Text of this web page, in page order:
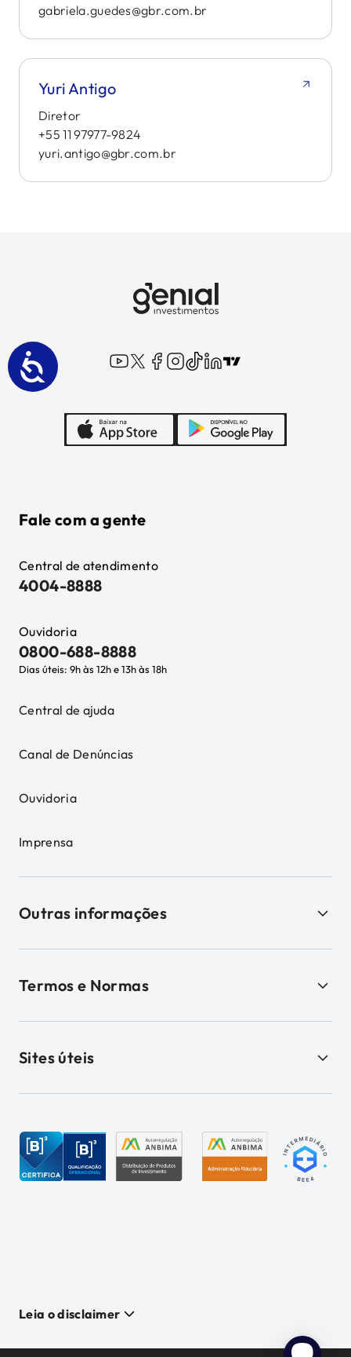
gabriela.guedes@gbr.com.br
Yuri Antigo
Diretor
+55 11 97977-9824
yuri.antigo@gbr.com.br
Fale com a gente
Central de atendimento
4004-8888
Ouvidoria
0800-688-8888
Dias úteis: 9h às 12h e 13h às 18h
Central de ajuda
Canal de Denúncias
Ouvidoria
Imprensa
Outras informações
Termos e Normas
Sites úteis
Leia o disclaimer